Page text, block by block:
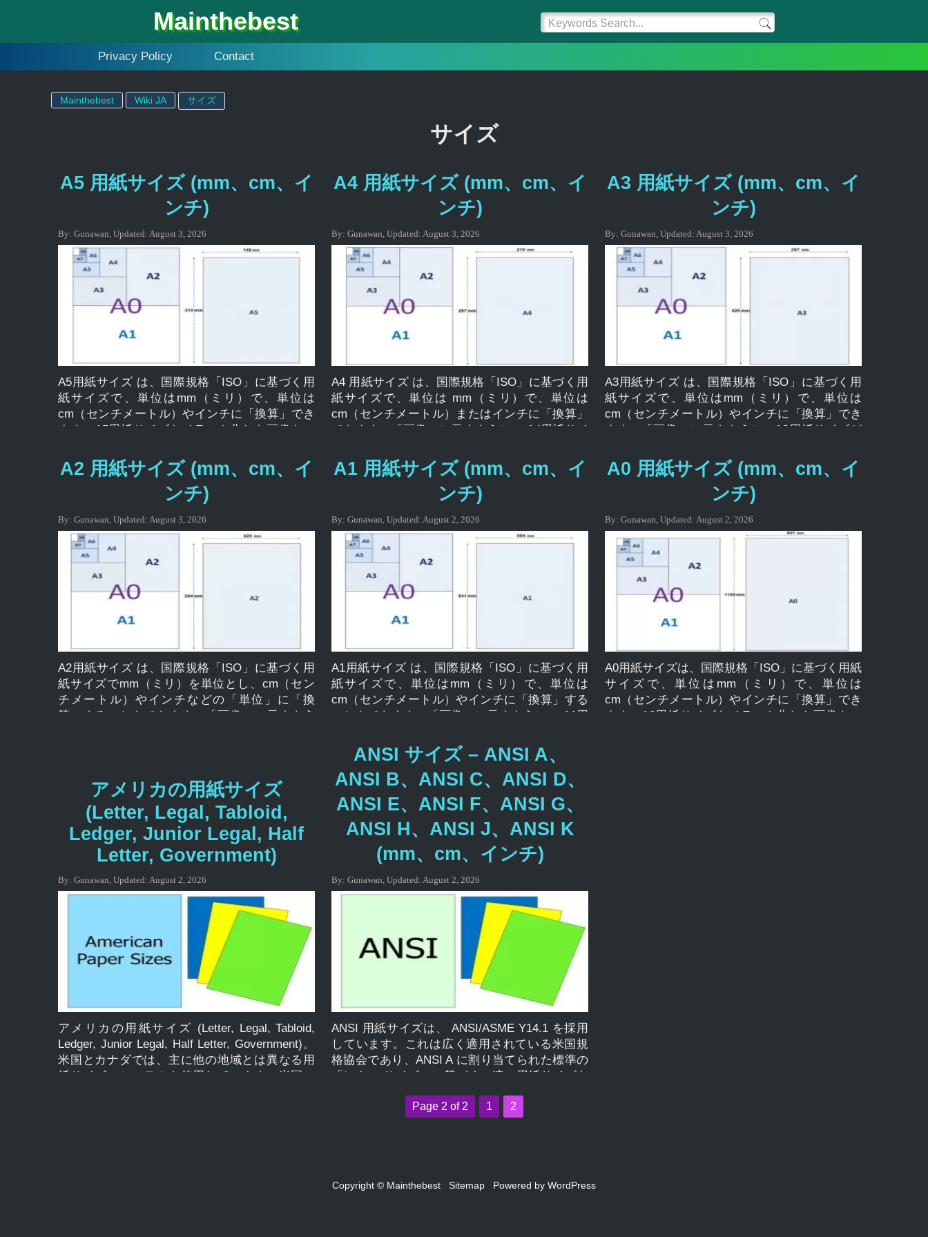
Mainthebest
Privacy Policy Contact
Mainthebest Wiki JA サイズ
サイズ
A5 用紙サイズ (mm、cm、イ
ンチ)
By: Gunawan, Updated: August 3, 2026
A5用紙サイズ は、国際規格「ISO」に基づく用
紙サイズで、単位はmm（ミリ）で、単位は
cm（センチメートル）やインチに「換算」でき
ます。A5用紙サイズをイラスト化した画像をご
多くの場合、ISO によって標準として使用さ
れ、A0、A1、A2、A3、A4、A5、など、国際的
に広く適用され、通常、用紙、文房具、カード
刷、および封筒に関連付けられています。 用紙
サイズ A0、A1、A2、A3、A4、A5、A6、A7、
A8、A9、A10 サイズ A5 (mm、cm、インチ) A5
用紙サイズ サイズ んん cm インチ A5 148 × 210
14.8 × 21.0 5.83 × 8.27 mm、cm、インチ単位の
A5用紙サイズとは何ですか? A5 用紙サイズ
(mm) は 148 x 210 mm です。 A5 用紙のサイズ
ンチ) は 5.83 x 8.27 インチです。 「A シリーズ
の論文」A0、A1、A2、A3、A4、A5、A6、A7、
A8、A9、A10 […]
A4 用紙サイズ (mm、cm、イ
ンチ)
By: Gunawan, Updated: August 3, 2026
A4 用紙サイズ は、国際規格「ISO」に基づく用
紙サイズで、単位は mm（ミリ）で、単位は
cm（センチメートル）またはインチに「換算」
できます。「画像」に示すように、 A4用紙サイ
ズの用紙サイズは、多くの場合、ISO によって
標準として使用され、A0、A1、A2、A3、A4、
A5、など、国際的に広く適用され、通常、用
ドキュメントの印刷、および封筒に関連付けら
れています。 用紙サイズ A0、A1、A2、A3、
A4、A5、A6、A7、A8、A9、A10 サイズ A4
(mm、cm、インチ) A4用紙サイズ サイズ んん
cm インチ A4 210 × 297 21.0 × 29.7 8.27 × 11.69
mm、cm、インチ単位のA4用紙サイズとは何で
すか? A4 用紙サイズ (mm) は 210 x 297 mm で
す。 インチ単位の A4 用紙サイズは 8.27 x 11.69
[…]
A3 用紙サイズ (mm、cm、イ
ンチ)
By: Gunawan, Updated: August 3, 2026
A3用紙サイズ は、国際規格「ISO」に基づく用
紙サイズで、単位はmm（ミリ）で、単位は
cm（センチメートル）やインチに「換算」でき
ます。「画像」に示すように、A3用紙サイズが
の用紙サイズは、多くの場合、ISO によって標
準として使用され、A0、A1、A2、A3、A4、
A5、など、国際的に広く適用され、通常、用
ドキュメントの印刷、および封筒に関連付けら
れています。 用紙サイズ A0、A1、A2、A3、
A4、A5、A6、A7、A8、A9、A10 サイズ A3
(mm、cm、インチ) A3用紙サイズ 用紙サイズ ん
ん cm インチ A3 297 × 420 29.7 × 42.0 11.69 ×
16.54 mm、cm、インチ単位のA3用紙サイズとは
何ですか? A3 用紙サイズ (mm) は 297 x 420 mm
す。 インチ単位の A3 用紙サイズは 11.69 x
16.54 インチです。 「A シリーズの論文」A0、
A1、A2、A3、A4、A5、A6、A7、A8、A9、A10
は、以前の論文のサイズを […]
A2 用紙サイズ (mm、cm、イ
ンチ)
By: Gunawan, Updated: August 3, 2026
A2用紙サイズ は、国際規格「ISO」に基づく用
紙サイズでmm（ミリ）を単位とし、cm（セン
チメートル）やインチなどの「単位」に「換
算」することもできます。「画像」に示すよう
A1、A2、A3、A4、A5、など、国際的に広く適用
され、通常、用紙、文房具、カードに使用され
ます。 、複数のドキュメントの印刷、および封
筒に関連付けられています。 用紙サイズ A0、
A1、A2、A3、A4、A5、A6、A7、A8、A9、A10
サイズ A2 (mm、cm、インチ) A2用紙サイズ サ
イズ んん cm インチ A2 420 × 594 42.0 × 59.4
16.54 × 23.39 mm、cm、インチ単位のA2用紙サ
イズとは何ですか? A2 用紙サイズ (mm) は 420
x 594 mm です。 A2 用紙のサイズ (cm) は 42.0
x 59.4 cm です。 インチ単位の A2 用紙サイズは
16.54 x 23.39 インチです。 「A シリーズの論
文」A0、A1、A2、A3、A4、A5、A6、A7、A8、
A1 用紙サイズ (mm、cm、イ
ンチ)
By: Gunawan, Updated: August 2, 2026
A1用紙サイズ は、国際規格「ISO」に基づく用
紙サイズで、単位はmm（ミリ）で、単位は
cm（センチメートル）やインチに「換算」する
こともできます。「画像」に示すように、 A1用
シリーズの用紙サイズは、多くの場合、ISO に
よって標準として使用され、A0、A1、A2、A3、
A4、A5、など、国際的に広く適用され、通常、
用紙、文房具、カードに使用されます。 、複数
のドキュメントの印刷、および封筒に関連付け
られています。 用紙サイズ A0、A1、A2、A3、
A4、A5、A6、A7、A8、A9、A10 サイズ A1
(mm、cm、インチ) A1用紙サイズ サイズ んん
cm インチ A1 594 × 841 59.4 × 84.1 23.39 ×
33.11 mm、cm、インチ単位のA1用紙サイズとは
何ですか? A1 用紙サイズ (mm) は 594 x 841 mm
です。 A1 用紙サイズ (cm) は 59.4 x 84.1 cm で
す。 インチ単位の A1 用紙サイズは 23.39 x
33.11 インチです。 「A シリーズの論文」A0、
A1、A2、A3、A4、A5、A6、A7、A8、A9、A10
A0 用紙サイズ (mm、cm、イ
ンチ)
By: Gunawan, Updated: August 2, 2026
A0用紙サイズは、国際規格「ISO」に基づく用紙
サイズで、単位はmm（ミリ）で、単位は
cm（センチメートル）やインチに「換算」でき
ます。A0用紙サイズをイラスト化した画像をご
アメリカの用紙サイズ
(Letter, Legal, Tabloid,
Ledger, Junior Legal, Half
Letter, Government)
By: Gunawan, Updated: August 2, 2026
アメリカの用紙サイズ (Letter, Legal, Tabloid,
Ledger, Junior Legal, Half Letter, Government)。
米国とカナダでは、主に他の地域とは異なる用
紙サイズのシステムを使用しています。米国の
ANSI サイズ – ANSI A、
ANSI B、ANSI C、ANSI D、
ANSI E、ANSI F、ANSI G、
ANSI H、ANSI J、ANSI K
(mm、cm、インチ)
By: Gunawan, Updated: August 2, 2026
ANSI 用紙サイズは、 ANSI/ASME Y14.1 を採用
しています。これは広く適用されている米国規
格協会であり、ANSI A に割り当てられた標準の
「レター サイズ」に基づく一連の用紙サイズを
ぶん似ています。 ANSI シリーズのサイズ規格
ジニアリング”。このシリーズは、紙を半分に切
Page 2 of 2 1 2
Copyright © Mainthebest Sitemap Powered by WordPress